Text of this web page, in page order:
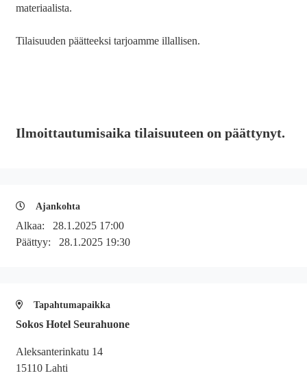
materiaalista.
Tilaisuuden päätteeksi tarjoamme illallisen.
Ilmoittautumisaika tilaisuuteen on päättynyt.
Ajankohta
Alkaa: 28.1.2025 17:00
Päättyy: 28.1.2025 19:30
Tapahtumapaikka
Sokos Hotel Seurahuone
Aleksanterinkatu 14
15110 Lahti